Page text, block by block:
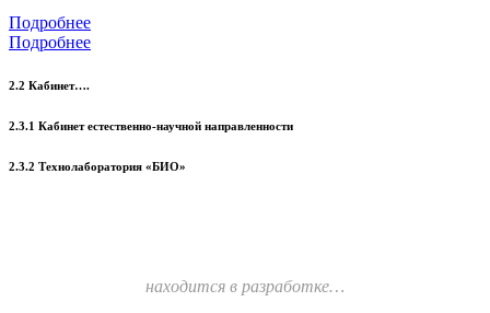
Подробнее
Подробнее
2.2 Кабинет….
2.3.1 Кабинет естественно-научной направленности
2.3.2 Технолаборатория «БИО»
находится в разработке…